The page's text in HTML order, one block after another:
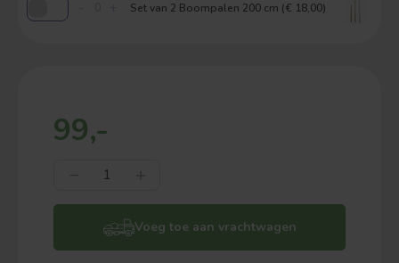
Set van 2 Boompalen 200 cm (€ 18,00)
99,-
Voeg toe aan vrachtwagen